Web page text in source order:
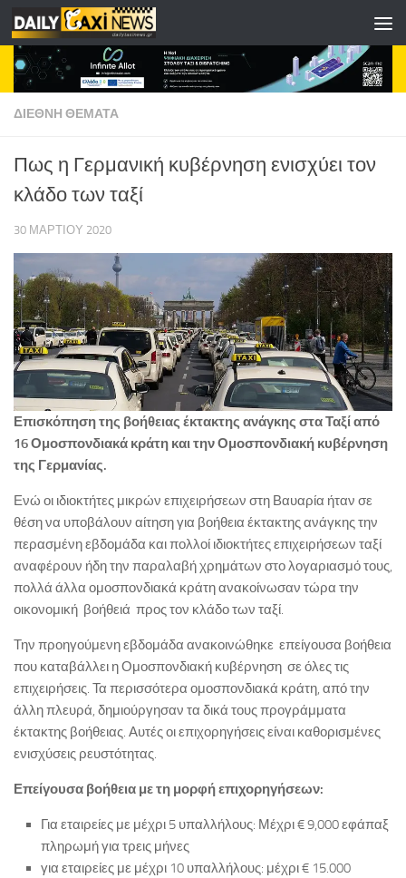
Skip to content
ΔΙΕΘΝΗ ΘΕΜΑΤΑ
Πως η Γερμανική κυβέρνηση ενισχύει τον
κλάδο των ταξί
30 ΜΑΡΤΊΟΥ 2020
Επισκόπηση της βοήθειας έκτακτης ανάγκης στα Ταξί από
16 Ομοσπονδιακά κράτη και την Ομοσπονδιακή κυβέρνηση
της Γερμανίας.
Ενώ οι ιδιοκτήτες μικρών επιχειρήσεων στη Βαυαρία ήταν σε
θέση να υποβάλουν αίτηση για βοήθεια έκτακτης ανάγκης την
περασμένη εβδομάδα και πολλοί ιδιοκτήτες επιχειρήσεων ταξί
αναφέρουν ήδη την παραλαβή χρημάτων στο λογαριασμό τους,
πολλά άλλα ομοσπονδιακά κράτη ανακοίνωσαν τώρα την
οικονομική βοήθειά προς τον κλάδο των ταξί.
Την προηγούμενη εβδομάδα ανακοινώθηκε επείγουσα βοήθεια
που καταβάλλει η Ομοσπονδιακή κυβέρνηση σε όλες τις
επιχειρήσεις. Τα περισσότερα ομοσπονδιακά κράτη, από την
άλλη πλευρά, δημιούργησαν τα δικά τους προγράμματα
έκτακτης βοήθειας. Αυτές οι επιχορηγήσεις είναι καθορισμένες
ενισχύσεις ρευστότητας.
Επείγουσα βοήθεια με τη μορφή επιχορηγήσεων:
Για εταιρείες με μέχρι 5 υπαλλήλους: Μέχρι € 9,000 εφάπαξ
πληρωμή για τρεις μήνες
για εταιρείες με μέχρι 10 υπαλλήλους: μέχρι € 15.000